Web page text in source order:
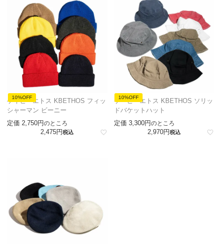
10%OFF
ケイビーエトス KBETHOS フィッ
シャーマン ビーニー
定価 2,750 のところ
2,475 税込
10%OFF
ケービーエトス KBETHOS ソリッ
ドバケットハット
定価 3,300 のところ
2,970 税込